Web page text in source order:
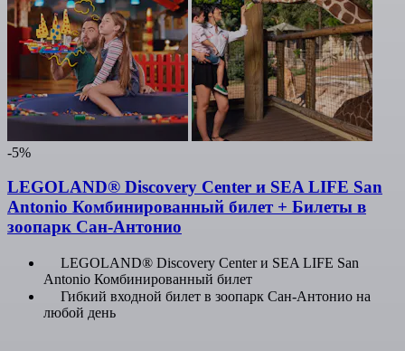
-5%
LEGOLAND® Discovery Center и SEA LIFE San
Antonio Комбинированный билет + Билеты в
зоопарк Сан-Антонио
LEGOLAND® Discovery Center и SEA LIFE San
Antonio Комбинированный билет
Гибкий входной билет в зоопарк Сан-Антонио на
любой день